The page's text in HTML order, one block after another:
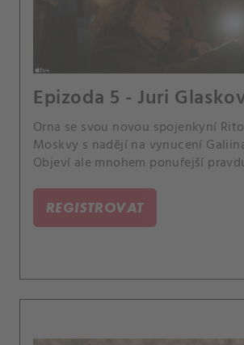
Epizoda 5 - Juri
Orna se svou novou spojenkyní
Moskvy s nadějí na vynucení
Objeví ale mnohem ponuřejší
REGISTROVAT